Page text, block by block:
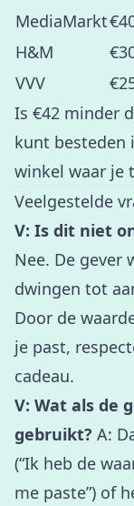
MediaMarkt
H&M
VVV
Is €42 minder
kunt besteden
winkel waar je
Veelgestelde
V: Is dit niet
Nee. De gever
dwingen tot
Door de
je past,
cadeau.
V: Wat als de
gebruikt? A:
(“Ik heb de
me paste”) of